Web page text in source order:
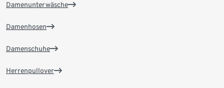
Damenunterwäsche
Damenhosen
Damenschuhe
Herrenpullover